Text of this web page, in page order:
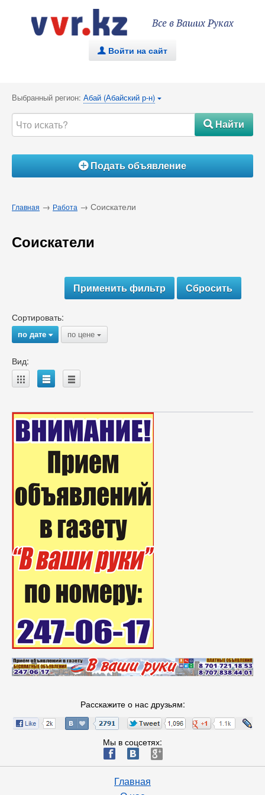
Все в Ваших Руках
. Войти на сайт
Выбранный регион: Абай (Абайский р-н) {
#Найти
ÁПодать объявление
Главная → Работа → Соискатели
Соискатели
Сортировать:
по дате{ по цене {
Вид:
A B C
Расскажите о нас друзьям:
Мы в соцсетях:
ä æ è
Главная